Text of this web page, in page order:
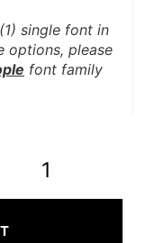
single font in
options, please
font family
1